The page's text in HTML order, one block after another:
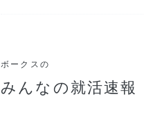
ボークスの
みんなの就活速報